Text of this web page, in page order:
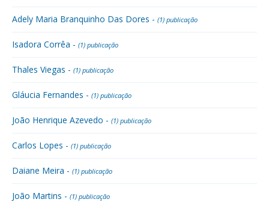
Adely Maria Branquinho Das Dores - (1) publicação
Isadora Corrêa - (1) publicação
Thales Viegas - (1) publicação
Gláucia Fernandes - (1) publicação
João Henrique Azevedo - (1) publicação
Carlos Lopes - (1) publicação
Daiane Meira - (1) publicação
João Martins - (1) publicação